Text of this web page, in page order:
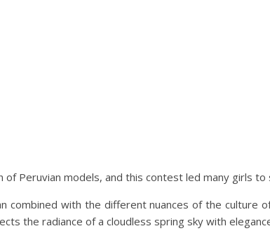
Peruvian models, and this contest led many girls
combined with the different nuances of the culture
the radiance of a cloudless spring sky with